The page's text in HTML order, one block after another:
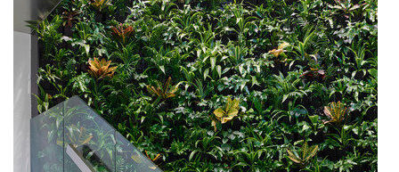
uskuteční v červnu letošního roku. A my opět
budeme u toho!
more